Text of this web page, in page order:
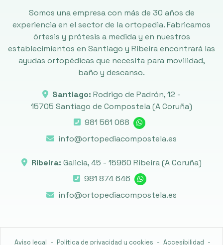
Somos una empresa con más de 30 años de
experiencia en el sector de la ortopedia. Fabricamos
órtesis y prótesis a medida y en nuestros
establecimientos en Santiago y Ribeira encontrará las
ayudas ortopédicas que necesita para movilidad,
baño y descanso.
Santiago: Rodrigo de Padrón, 12 -
15705 Santiago de Compostela(A Coruña)
981 561 068
info@ortopediacompostela.es
Ribeira: Galicia, 45 - 15960 Ribeira(A Coruña)
981 874 646
info@ortopediacompostela.es
Aviso legal - Política de privacidad y cookies - Accesibilidad -